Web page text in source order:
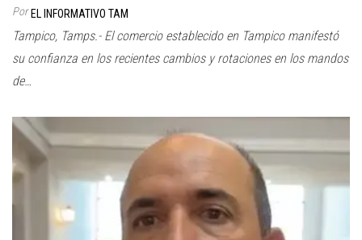
Por EL INFORMATIVO TAM
Tampico, Tamps.- El comercio establecido en Tampico manifestó
su confianza en los recientes cambios y rotaciones en los mandos
de…